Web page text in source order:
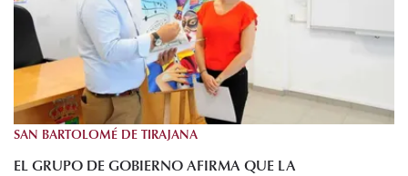
SAN BARTOLOMÉ DE TIRAJANA
EL GRUPO DE GOBIERNO AFIRMA QUE LA